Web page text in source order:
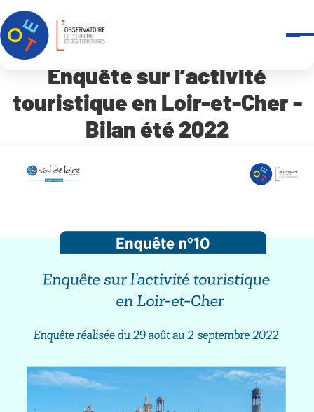
Accueil
Enquête sur l’activité touristique en Loir-et-Cher – Bilan été
Enquête sur l’activité
touristique en Loir-et-Cher -
Bilan été 2022